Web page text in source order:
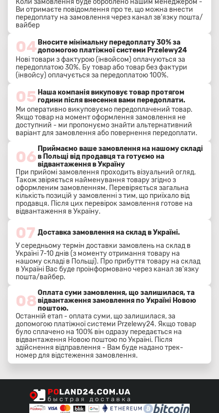
Коли замовлення буде оброблено нашим менеджером -
Ви отримаєте повідомлення про те, що можна внести
передоплату на замовлення через канал зв'язку пошта/
вайбер
04 Вносите мінімальну передоплату 30% за
допомогою платіжної системи Przelewy24
Нові товари з фактурою (інвойсом) оплачуються за
передоплатою 30%. Бу товар або товар без фактури
(інвойсу) оплачується за передоплатою 100%.
05 Наша компанія викуповує товар протягом
години після внесення вами передоплати.
Ми оперативно викуповуємо передоплачений товар.
Якщо товар на момент оформлення замовлення не
доступний - ми пропонуємо знайти альтернативний
варіант для замовлення або повернення передоплати.
06 Приймаємо ваше замовлення на нашому складі
в Польщі від продавця та готуємо на
відвантаження в Україну
При прийомі замовлення проходить візуальний огляд.
Також звіряється найменування товару згідно з
оформленим замовленням. Перевіряється загальна
кількість позицій у замовленні з тим, що приїхало від
продавця. Після цих перевірок замовлення готове на
відвантаження в Україну.
07 Доставка замовлення на склад в Україні.
У середньому термін доставки замовлень на склад в
Україні 7-10 днів (з моменту отримання товару на
нашому складі в Польщі). Про прибуття товару на склад
в Україні Вас буде проінформовано через канал зв'язку
пошта/вайбер.
08Оплата суми замовлення, що залишилася, та
відвантаження замовлення по Україні Новою
поштою.
Останній етап - оплата суми, що залишилася, за
допомогою платіжної системи Przelewy24. Якщо товар
було сплачено на 100% він одразу передається на
відвантаження Новою поштою по Україні. Після
здійснення відправлення - Вам буде надано трек-
номер для відстеження замовлення.